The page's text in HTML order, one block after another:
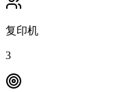
复印机
3